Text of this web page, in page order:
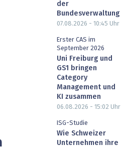
der
Bundesverwaltung
07.08.2026 - 10:45 Uhr
Erster CAS im
September 2026
Uni Freiburg und
GS1 bringen
Category
Management und
KI zusammen
06.08.2026 - 15:02 Uhr
ISG-Studie
Wie Schweizer
Unternehmen ihre